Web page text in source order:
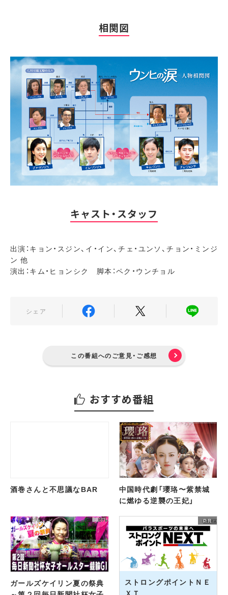
相関図
キャスト・スタッフ
出演：キョン・スジン、イ・イン、チェ・ユンソ、チョン・ミンジ
ン 他
演出：キム・ヒョンシク 脚本：ペク・ウンチョル
シェア
この番組へのご意見・ご感想
おすすめ番組
酒巻さんと不思議なBAR
中国時代劇「瓔珞〜紫禁城
に燃ゆる逆襲の王妃」
ガールズケイリン夏の祭典
ストロングポイントＮＥ